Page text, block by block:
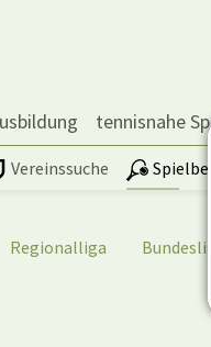
tennisnahe
Vereinssuche
Regionalliga